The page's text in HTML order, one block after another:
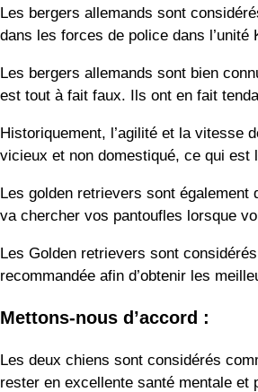
Les bergers allemands sont
dans les forces de police dans l’unité
Les bergers allemands sont bien
est tout à fait faux. Ils ont en fait
Historiquement, l’agilité et la vitesse
vicieux et non domestiqué, ce qui est
Les golden retrievers sont
va chercher vos pantoufles lorsque
Les Golden retrievers sont
recommandée afin d’obtenir les
Mettons-nous d’accord :
Les deux chiens sont considérés
rester en excellente santé mentale et